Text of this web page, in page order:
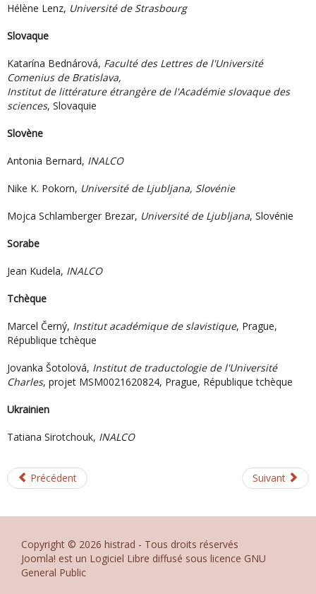
Hélène Lenz, Université de Strasbourg
Slovaque
Katarína Bednárová, Faculté des Lettres de l'Université
Comenius de Bratislava,
Institut de littérature étrangère de l'Académie slovaque des
sciences, Slovaquie
Slovène
Antonia Bernard, INALCO
Nike K. Pokorn, Université de Ljubljana, Slovénie
Mojca Schlamberger Brezar, Université de Ljubljana, Slovénie
Sorabe
Jean Kudela, INALCO
Tchèque
Marcel Černý, Institut académique de slavistique, Prague,
République tchèque
Jovanka Šotolová, Institut de traductologie de l'Université
Charles, projet MSM0021620824, Prague, République tchèque
Ukrainien
Tatiana Sirotchouk, INALCO
Précédent Suivant
Copyright © 2026 histrad - Tous droits réservés
Joomla! est un Logiciel Libre diffusé sous licence GNU
General Public